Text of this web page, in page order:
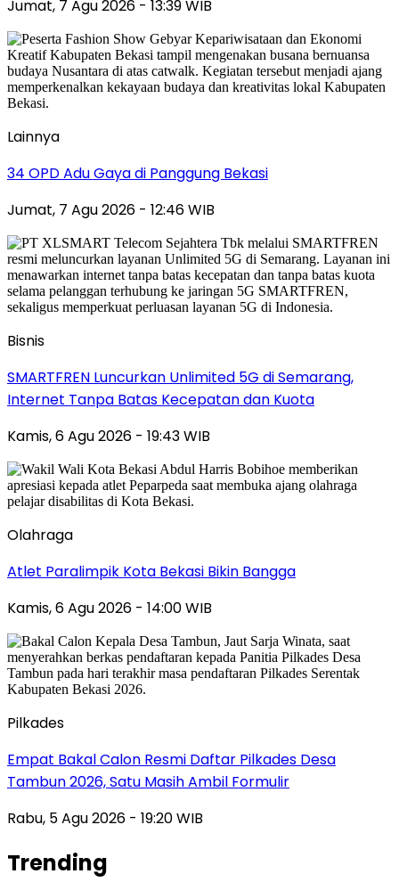
Jumat, 7 Agu 2026 - 13:39 WIB
Lainnya
34 OPD Adu Gaya di Panggung Bekasi
Jumat, 7 Agu 2026 - 12:46 WIB
Bisnis
SMARTFREN Luncurkan Unlimited 5G di Semarang,
Internet Tanpa Batas Kecepatan dan Kuota
Kamis, 6 Agu 2026 - 19:43 WIB
Olahraga
Atlet Paralimpik Kota Bekasi Bikin Bangga
Kamis, 6 Agu 2026 - 14:00 WIB
Pilkades
Empat Bakal Calon Resmi Daftar Pilkades Desa
Tambun 2026, Satu Masih Ambil Formulir
Rabu, 5 Agu 2026 - 19:20 WIB
Trending